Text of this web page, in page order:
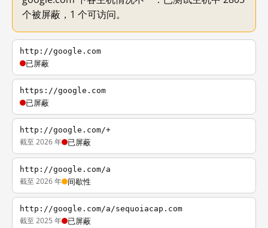
个被屏蔽，1 个可访问。
http://google.com
已屏蔽
https://google.com
已屏蔽
http://google.com/+
截至 2026 年 已屏蔽
http://google.com/a
截至 2026 年 间歇性
http://google.com/a/sequoiacap.com
截至 2025 年 已屏蔽